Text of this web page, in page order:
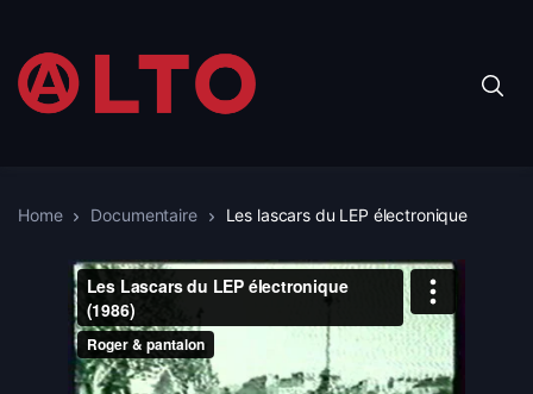
Home Documentaire Les lascars du LEP électronique